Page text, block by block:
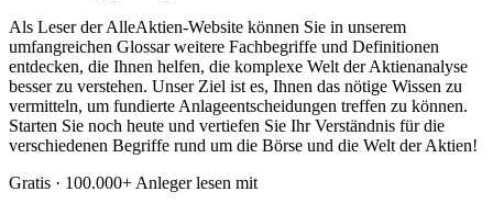
Als Leser der AlleAktien-Website können Sie in unserem
umfangreichen Glossar weitere Fachbegriffe und Definitionen
entdecken, die Ihnen helfen, die komplexe Welt der Aktienanalyse
besser zu verstehen. Unser Ziel ist es, Ihnen das nötige Wissen zu
vermitteln, um fundierte Anlageentscheidungen treffen zu können.
Starten Sie noch heute und vertiefen Sie Ihr Verständnis für die
verschiedenen Begriffe rund um die Börse und die Welt der Aktien!
Gratis · 100.000+ Anleger lesen mit